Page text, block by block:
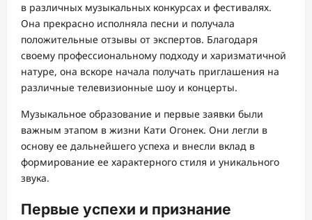
в различных музыкальных конкурсах и фестивалях.
Она прекрасно исполняла песни и получала
положительные отзывы от экспертов. Благодаря
своему профессиональному подходу и харизматичной
натуре, она вскоре начала получать приглашения на
различные телевизионные шоу и концерты.
Музыкальное образование и первые заявки были
важным этапом в жизни Кати Огонек. Они легли в
основу ее дальнейшего успеха и внесли вклад в
формирование ее характерного стиля и уникального
звука.
Первые успехи и признание